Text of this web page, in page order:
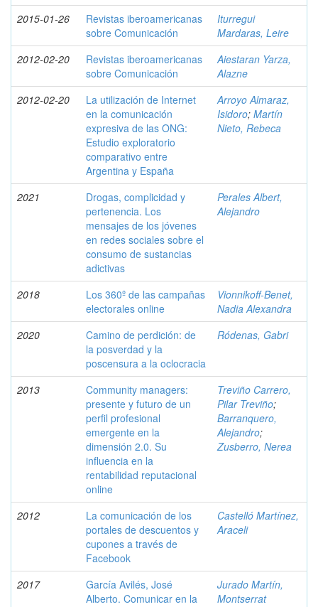
2015-01-26
Revistas iberoamericanas
sobre Comunicación
Iturregui
Mardaras, Leire
2012-02-20
Revistas iberoamericanas
sobre Comunicación
Aiestaran Yarza,
Alazne
2012-02-20
La utilización de Internet
en la comunicación
expresiva de las ONG:
Estudio exploratorio
comparativo entre
Argentina y España
Arroyo Almaraz,
Isidoro; Martín
Nieto, Rebeca
2021
Drogas, complicidad y
pertenencia. Los
mensajes de los jóvenes
en redes sociales sobre el
consumo de sustancias
adictivas
Perales Albert,
Alejandro
2018
Los 360º de las campañas
electorales online
Vionnikoff-Benet,
Nadia Alexandra
2020
Camino de perdición: de
la posverdad y la
poscensura a la oclocracia
Ródenas, Gabri
2013
Community managers:
presente y futuro de un
perfil profesional
emergente en la
dimensión 2.0. Su
influencia en la
rentabilidad reputacional
online
Treviño Carrero,
Pilar Treviño;
Barranquero,
Alejandro;
Zusberro, Nerea
2012
La comunicación de los
portales de descuentos y
cupones a través de
Facebook
Castelló Martínez,
Araceli
2017
García Avilés, José
Alberto. Comunicar en la
Jurado Martín,
Montserrat